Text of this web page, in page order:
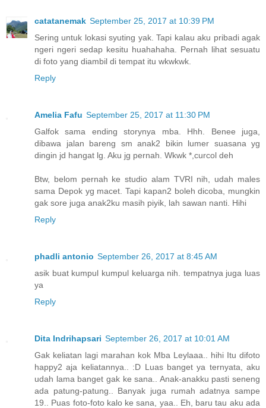
catatanemak September 25, 2017 at 10:39 PM
Sering untuk lokasi syuting yak. Tapi kalau aku pribadi agak
ngeri ngeri sedap kesitu huahahaha. Pernah lihat sesuatu
di foto yang diambil di tempat itu wkwkwk.
Reply
Amelia Fafu September 25, 2017 at 11:30 PM
Galfok sama ending storynya mba. Hhh. Benee juga,
dibawa jalan bareng sm anak2 bikin lumer suasana yg
dingin jd hangat lg. Aku jg pernah. Wkwk *,curcol deh
Btw, belom pernah ke studio alam TVRI nih, udah males
sama Depok yg macet. Tapi kapan2 boleh dicoba, mungkin
gak sore juga anak2ku masih piyik, lah sawan nanti. Hihi
Reply
phadli antonio September 26, 2017 at 8:45 AM
asik buat kumpul kumpul keluarga nih. tempatnya juga luas
ya
Reply
Dita Indrihapsari September 26, 2017 at 10:01 AM
Gak keliatan lagi marahan kok Mba Leylaaa.. hihi Itu difoto
happy2 aja keliatannya.. :D Luas banget ya ternyata, aku
udah lama banget gak ke sana.. Anak-anakku pasti seneng
ada patung-patung.. Banyak juga rumah adatnya sampe
19.. Puas foto-foto kalo ke sana, yaa.. Eh, baru tau aku ada